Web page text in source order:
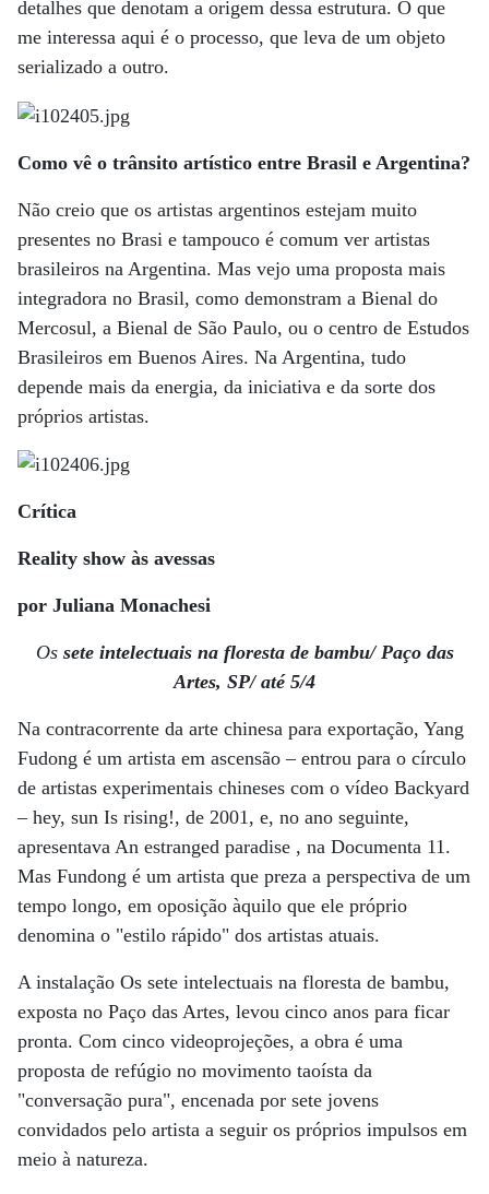
detalhes que denotam a origem dessa estrutura. O que
me interessa aqui é o processo, que leva de um objeto
serializado a outro.
Como vê o trânsito artístico entre Brasil e Argentina?
Não creio que os artistas argentinos estejam muito
presentes no Brasi e tampouco é comum ver artistas
brasileiros na Argentina. Mas vejo uma proposta mais
integradora no Brasil, como demonstram a Bienal do
Mercosul, a Bienal de São Paulo, ou o centro de Estudos
Brasileiros em Buenos Aires. Na Argentina, tudo
depende mais da energia, da iniciativa e da sorte dos
próprios artistas.
Crítica
Reality show às avessas
por Juliana Monachesi
Os sete intelectuais na floresta de bambu/ Paço das
Artes, SP/ até 5/4
Na contracorrente da arte chinesa para exportação, Yang
Fudong é um artista em ascensão – entrou para o círculo
de artistas experimentais chineses com o vídeo Backyard
– hey, sun Is rising!, de 2001, e, no ano seguinte,
apresentava An estranged paradise , na Documenta 11.
Mas Fundong é um artista que preza a perspectiva de um
tempo longo, em oposição àquilo que ele próprio
denomina o "estilo rápido" dos artistas atuais.
A instalação Os sete intelectuais na floresta de bambu,
exposta no Paço das Artes, levou cinco anos para ficar
pronta. Com cinco videoprojeções, a obra é uma
proposta de refúgio no movimento taoísta da
"conversação pura", encenada por sete jovens
convidados pelo artista a seguir os próprios impulsos em
meio à natureza.